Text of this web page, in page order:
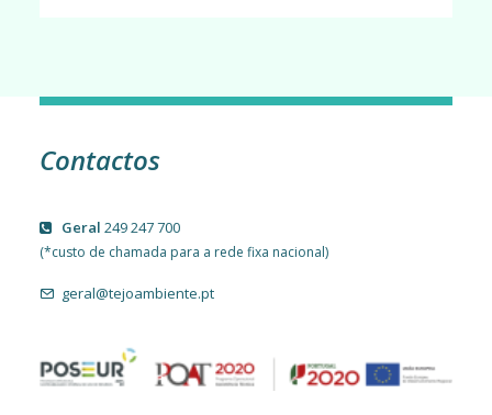
Contactos
Geral 249 247 700
(*custo de chamada para a rede fixa nacional)
geral@tejoambiente.pt